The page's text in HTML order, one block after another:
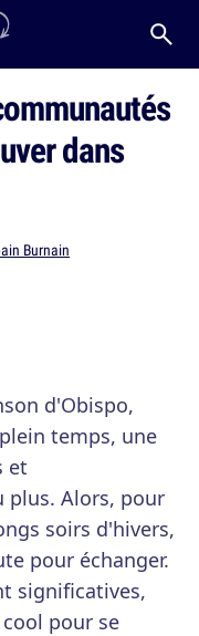
dans
Burnain
d'Obispo,
temps, une
et
plus. Alors, pour
soirs d'hivers,
pour échanger.
significatives,
pour se